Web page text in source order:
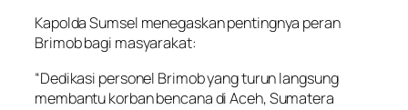
Kapolda Sumsel menegaskan pentingnya peran
Brimob bagi masyarakat:
“Dedikasi personel Brimob yang turun langsung
membantu korban bencana di Aceh, Sumatera